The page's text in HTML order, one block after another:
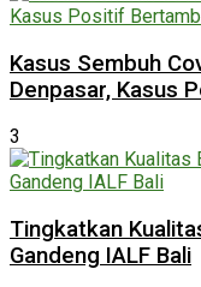
Kasus Sembuh
Denpasar, Kasus
3
Tingkatkan
Gandeng IALF Bali